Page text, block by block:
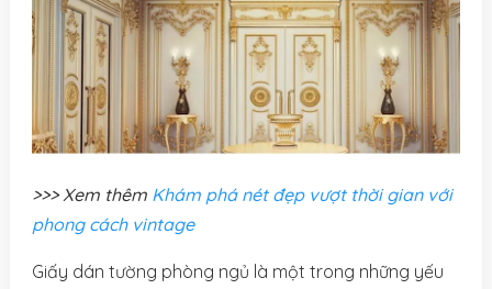
>>> Xem thêm Khám phá nét đẹp vượt thời gian với
phong cách vintage
Giấy dán tường phòng ngủ là một trong những yếu